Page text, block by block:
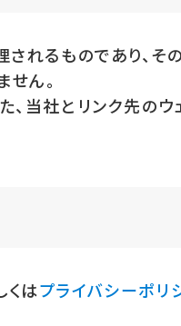
されるものであり、
ん。
当社とリンク先のウ
はプライバシーポリ